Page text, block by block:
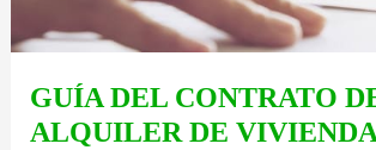
GUÍA DEL CONTRATO
ALQUILER DE